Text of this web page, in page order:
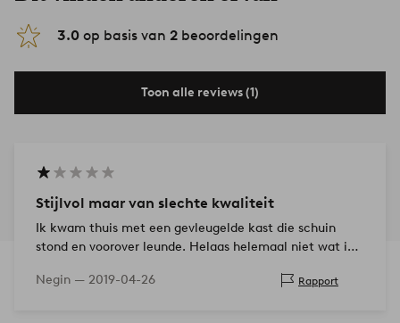
3.0 op basis van 2 beoordelingen
Toon alle reviews (1)
Stijlvol maar van slechte kwaliteit
Ik kwam thuis met een gevleugelde kast die schuin
stond en voorover leunde. Helaas helemaal niet wat ik
kijken,…
Negin — 2019-04-26 Rapport